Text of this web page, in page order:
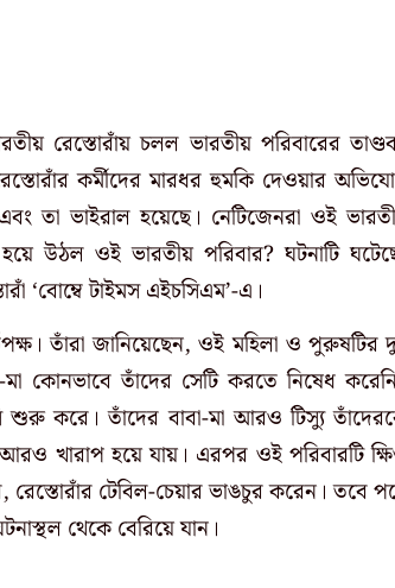
রেস্তোরাঁয় চলল ভারতীয় পরিবারের
কর্মীদের মারধর হুমকি দেওয়ার
এবংতা ভাইরাল হয়েছে। নেটিজেনরা ওই
হয়ে উঠল ওই ভারতীয় পরিবার? ঘটনাটি
‘বোম্বে টাইমস এইচসিএম’-এ।
তাঁরা জানিয়েছেন, ওই মহিলা ও পুরুষটির
মা কোনভাবে তাঁদের সেটি করতে নিষেধ
শুরু করে। তাঁদের বাবা-মা আরও টিস্যু
খারাপ হয়ে যায়। এরপর ওই পরিবারটি
রেস্তোরাঁর টেবিল-চেয়ার ভাঙচুর করেন। তবে
থেকে বেরিয়ে যান।